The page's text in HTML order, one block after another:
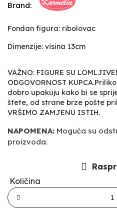
Brand:
Fondan figura: ribolovac
Dimenzije: visina 13cm
VAŽNO: FIGURE SU
ODGOVORNOST
dobro upakuju kako bi se
štete, od strane brze pošte
VRŠIMO ZAMJENU ISTIH.
NAPOMENA: Moguća su
proizvoda.
Količina